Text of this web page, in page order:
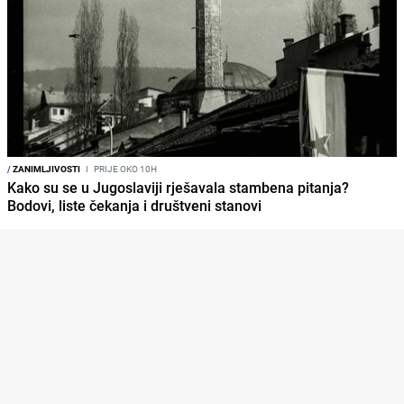
/ZANIMLJIVOSTI I PRIJE OKO 10H
Kako su se u Jugoslaviji rješavala stambena pitanja?
Bodovi, liste čekanja i društveni stanovi